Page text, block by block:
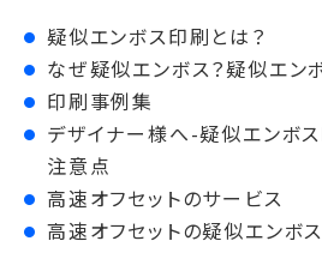
疑似エンボス印刷とは？
なぜ疑似エンボス？疑似エン
印刷事例集
デザイナー様へ-疑似エンボ
注意点
高速オフセットのサービス
高速オフセットの疑似エンボ